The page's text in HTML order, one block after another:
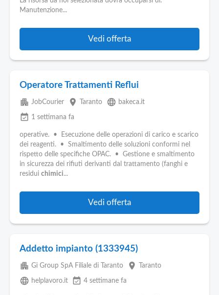
Manutenzione...
Vedi offerta
Operatore Trattamenti Reflui
apartment JobCourier place Taranto language bakeca.it
event_available 1 settimana fa
operative. • Esecuzione delle operazioni di carico e scarico
dei reagenti. • Smaltimento delle soluzioni conformi nel
rispetto delle specifiche OPAC. • Gestione e smaltimento
in sicurezza dei rifiuti derivanti dal trattamento (fanghi e
residui chimici...
Vedi offerta
Addetto impianto (1333945)
apartment Gi Group SpA Filiale di Taranto place Taranto
language helplavoro.it event_available 4 settimane fa